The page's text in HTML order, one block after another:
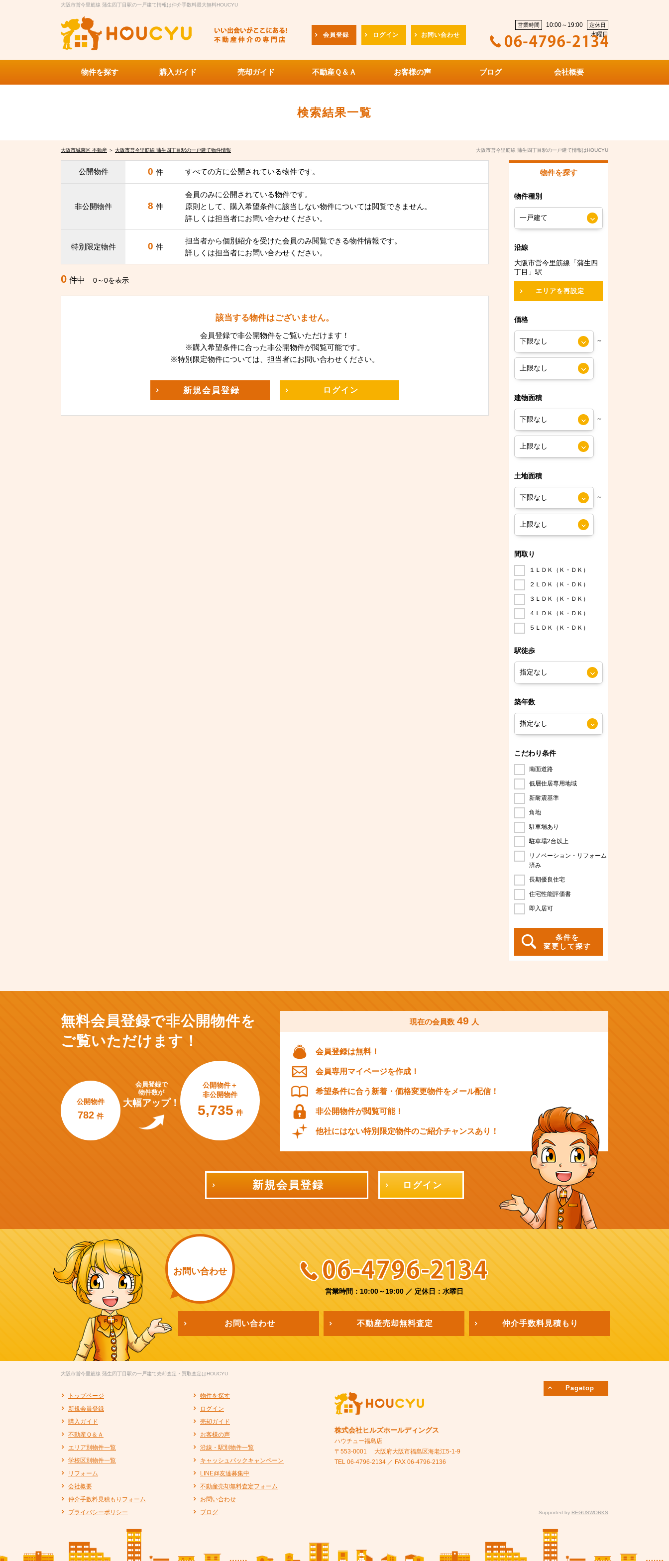
大阪市営今里筋線 蒲生四丁目駅の一戸建て情報は仲介手数料最大無料HOUCYU
会員登録 ログイン お問い合わせ
営業時間 10:00～19:00 定休日
水曜日
物件を探す 購入ガイド 売却ガイド 不動産Ｑ＆Ａ お客様の声 ブログ 会社概要
検索結果一覧
大阪市城東区 不動産 ＞ 大阪市営今里筋線 蒲生四丁目駅の一戸建て物件情報 大阪市営今里筋線 蒲生四丁目駅の一戸建て情報はHOUCYU
公開物件 0 件 すべての方に公開されている物件です。
非公開物件 8 件
会員のみに公開されている物件です。
原則として、購入希望条件に該当しない物件については閲覧できません。
詳しくは担当者にお問い合わせください。
特別限定物件 0 件
担当者から個別紹介を受けた会員のみ閲覧できる物件情報です。
詳しくは担当者にお問い合わせください。
0 件中 0～0を表示
該当する物件はございません。
会員登録で非公開物件をご覧いただけます！
※購入希望条件に合った非公開物件が閲覧可能です。
※特別限定物件については、担当者にお問い合わせください。
新規会員登録 ログイン
物件を探す
物件種別
沿線
大阪市営今里筋線「蒲生四
丁目」駅
エリアを再設定
価格
～
建物面積
～
土地面積
～
間取り
１ＬＤＫ（Ｋ・ＤＫ）
２ＬＤＫ（Ｋ・ＤＫ）
３ＬＤＫ（Ｋ・ＤＫ）
４ＬＤＫ（Ｋ・ＤＫ）
５ＬＤＫ（Ｋ・ＤＫ）
駅徒歩
築年数
こだわり条件
南面道路
低層住居専用地域
新耐震基準
角地
駐車場あり
駐車場2台以上
リノベーション・リフォーム
済み
長期優良住宅
住宅性能評価書
即入居可
条件を
変更して探す
無料会員登録で非公開物件を
ご覧いただけます！
会員登録で
物件数が
大幅アップ！
公開物件
782 件
公開物件＋
非公開物件
5,735 件
現在の会員数 49 人
会員登録は無料！
会員専用マイページを作成！
希望条件に合う新着・価格変更物件をメール配信！
非公開物件が閲覧可能！
他社にはない特別限定物件のご紹介チャンスあり！
新規会員登録 ログイン
お問い合わせ
営業時間：10:00～19:00 ／ 定休日：水曜日
お問い合わせ 不動産売却無料査定 仲介手数料見積もり
Pagetop
大阪市営今里筋線 蒲生四丁目駅の一戸建て売却査定・買取査定はHOUCYU
トップページ
物件を探す
新規会員登録
ログイン
購入ガイド
売却ガイド
不動産Ｑ＆Ａ
お客様の声
エリア別物件一覧
沿線・駅別物件一覧
学校区別物件一覧
キャッシュバックキャンペーン
リフォーム
LINE@友達募集中
会社概要
不動産売却無料査定フォーム
仲介手数料見積もりフォーム
お問い合わせ
プライバシーポリシー
ブログ
株式会社ヒルズホールディングス
ハウチュー福島店
〒553-0001
大阪府大阪市福島区海老江5-1-9
TEL 06-4796-2134 ／ FAX 06-4796-2136
Supported by REGUSWORKS